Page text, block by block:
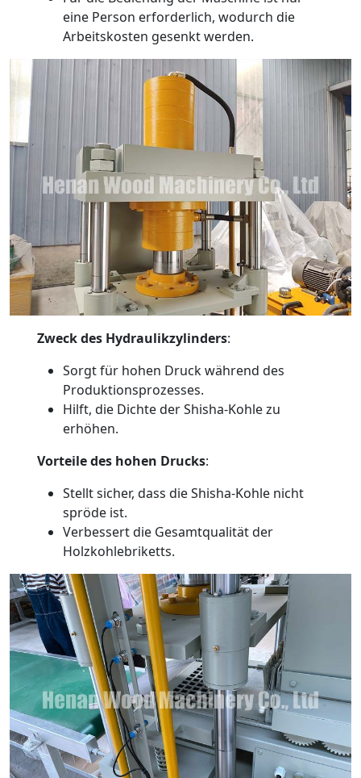
eine Person erforderlich, wodurch die
Arbeitskosten gesenkt werden.
Zweck des Hydraulikzylinders:
Sorgt für hohen Druck während des
Produktionsprozesses.
Hilft, die Dichte der Shisha-Kohle zu
erhöhen.
Vorteile des hohen Drucks:
Stellt sicher, dass die Shisha-Kohle nicht
spröde ist.
Verbessert die Gesamtqualität der
Holzkohlebriketts.